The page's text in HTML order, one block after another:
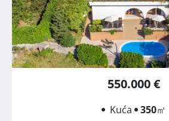
550.000 €
Kuća 350㎡